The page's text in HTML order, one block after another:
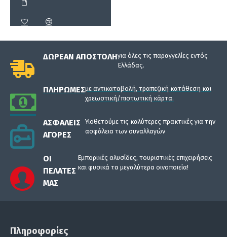
5mm για να μπορούν να φεύγουν τα
νερά και η άμμος.
Σύνδεση με πολυεστερικό ιμάντα
φάρδους 5cm με προστασία UV
υπεριώδης ακτίνες του ήλιου. Οι
σανίδες dec συνδέονται με τον
ιμάντα με γαλβανιζέ συνδετήρες
ΔΩΡΕΆΝ ΑΠΟΣΤΟΛΉγια όλες τις παραγγελίες εντός
Ελλάδας.
ΠΛΗΡΩΜΈΣμε αντικαταβολή, τραπεζική κατάθεση και
χρεωστική/πιστωτική κάρτα.
ΑΣΦΑΛΕΊΣ
ΑΓΟΡΈΣ
Υιοθετούμε τις καλύτερες πρακτικές για την
ασφάλεια των συναλλαγών
ΟΙ
ΠΕΛΆΤΕΣ
ΜΑΣ
Εμπορικές αλυσίδες, τουριστικές επιχειρήσεις
και φυσικά τα μεγαλύτερα οινοποιεία!
Πληροφορίες